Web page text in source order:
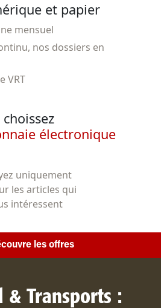
et papier
mensuel
nos dossiers en
VRT
électronique
uniquement
les articles qui
intéressent
les offres
& Transports :